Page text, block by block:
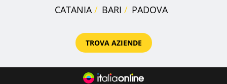
CATANIA
BARI PADOVA
TROVA AZIENDE